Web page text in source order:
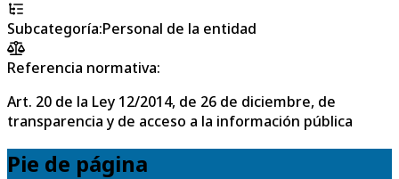
Subcategoría:Personal de la entidad
Referencia normativa:
Art. 20 de la Ley 12/2014, de 26 de diciembre, de
transparencia y de acceso a la información pública
Pie de página